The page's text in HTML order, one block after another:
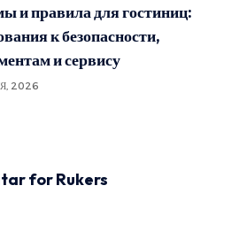
и правила для гостиниц:
к безопасности,
и сервису
2026
for Rukers